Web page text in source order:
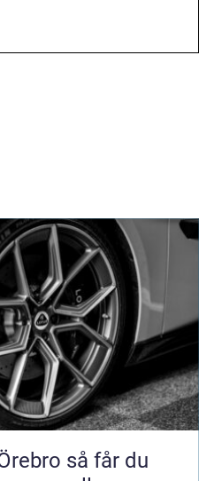
så får du